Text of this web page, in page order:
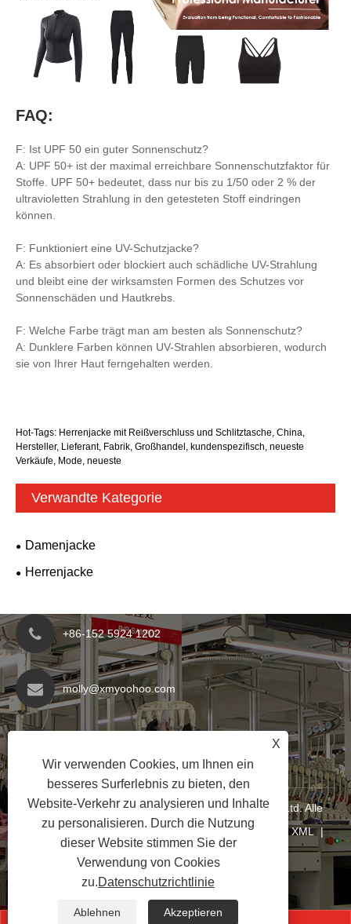
FAQ:
F: Ist UPF 50 ein guter Sonnenschutz?
A: UPF 50+ ist der maximal erreichbare Sonnenschutzfaktor für
Stoffe. UPF 50+ bedeutet, dass nur bis zu 1/50 oder 2 % der
ultravioletten Strahlung in den getesteten Stoff eindringen
können.
F: Funktioniert eine UV-Schutzjacke?
A: Es absorbiert oder blockiert auch schädliche UV-Strahlung
und bleibt eine der wirksamsten Formen des Schutzes vor
Sonnenschäden und Hautkrebs.
F: Welche Farbe trägt man am besten als Sonnenschutz?
A: Dunklere Farben können UV-Strahlen absorbieren, wodurch
sie von Ihrer Haut ferngehalten werden.
Hot-Tags: Herrenjacke mit Reißverschluss und Schlitztasche, China,
Hersteller, Lieferant, Fabrik, Großhandel, kundenspezifisch, neueste
Verkäufe, Mode, neueste
Verwandte Kategorie
Damenjacke
Herrenjacke
+86-152 5924 1202
molly@xmyoohoo.com
Nr. 98 Xiangxing Rd, Bezirk Xiang'an, Fujian,
China. 361101
Copyright © 2024 Xiamen Evaricky Trading Co., Ltd. Alle
Rechte vorbehalten Links |Sitemap|RSS |XML|
Datenschutzrichtlinie
X
Wir verwenden Cookies, um Ihnen ein
besseres Surferlebnis zu bieten, den
Website-Verkehr zu analysieren und Inhalte
zu personalisieren. Durch die Nutzung
dieser Website stimmen Sie der
Verwendung von Cookies
zu.Datenschutzrichtlinie
Ablehnen Akzeptieren